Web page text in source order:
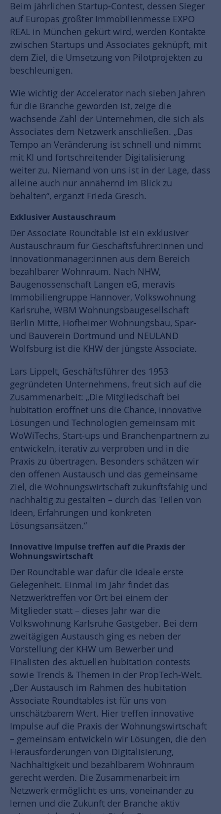
Beim jährlichen Startup-Contest, dessen Sieger
auf Europas größter Immobilienmesse EXPO
REAL in München gekürt wird, werden Kontakte
zwischen Startups und Associates geknüpft, mit
dem Ziel, die Umsetzung von Pilotprojekten zu
beschleunigen.
Wie wichtig der Accelerator nach sieben Jahren
für die Branche geworden ist, zeige die
wachsende Zahl der Unternehmen, die sich als
Associates dem Netzwerk anschließen. „Das
Tempo an Veränderung ist schnell und nimmt
mit KI und fortschreitender Digitalisierung
weiter zu. Niemand von uns ist in der Lage, dass
alleine auch nur annähernd im Blick zu
behalten“, ergänzt Frieda Gresch.
Exklusiver Austauschraum
Der Associate Roundtable ist ein exklusiver
Austauschraum für Geschäftsführer:innen und
Innovationmanager:innen aus dem Bereich
bezahlbarer Wohnraum. Nach NHW,
Baugenossenschaft Langen eG, meravis
Immobiliengruppe Hannover, Volkswohnung
Karlsruhe, WBM Wohnungsbaugesellschaft
Berlin Mitte, Hofheimer Wohnungsbau, Spar-
und Bauverein Dortmund und NEULAND
Wolfsburg ist die KHW der jüngste Associate.
Lars Lippelt, Geschäftsführer des 1953
gegründeten Unternehmens, freut sich auf die
Zusammenarbeit: „Die Mitgliedschaft bei
hubitation eröffnet uns die Chance, innovative
Lösungen und Technologien gemeinsam mit
WoWiTechs, Start-ups und Branchenpartnern zu
entwickeln, iterativ zu verproben und in die
Praxis zu übertragen. Besonders schätzen wir
den offenen Austausch und das gemeinsame
Ziel, die Wohnungswirtschaft zukunftsfähig und
nachhaltig zu gestalten – durch das Teilen von
Ideen, Erfahrungen und konkreten
Lösungsansätzen.“
Innovative Impulse treffen auf die Praxis der
Wohnungswirtschaft
Der Roundtable war dafür die ideale erste
Gelegenheit. Einmal im Jahr findet das
Netzwerktreffen vor Ort bei einem der
Mitglieder statt – dieses Jahr war die
Volkswohnung Karlsruhe Gastgeber. Bei dem
zweitägigen Austausch ging es neben der
Vorstellung der KHW um Bewerber und
Finalisten des aktuellen hubitation contests
sowie Trends & Themen in der PropTech-Welt.
„Der Austausch im Rahmen des hubitation
Associate Roundtables ist für uns von
unschätzbarem Wert. Hier treffen innovative
Impulse auf die Praxis der Wohnungswirtschaft
– gemeinsam entwickeln wir Lösungen, die den
Herausforderungen von Digitalisierung,
Nachhaltigkeit und bezahlbarem Wohnraum
gerecht werden. Die Zusammenarbeit im
Netzwerk ermöglicht es uns, voneinander zu
lernen und die Zukunft der Branche aktiv